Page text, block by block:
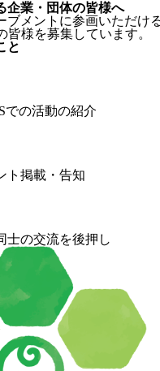
企業・団体の皆様へ
ブメントに参画いただけ
皆様を募集しています。
と
での活動の紹介
ト掲載・告知
士の交流を後押し